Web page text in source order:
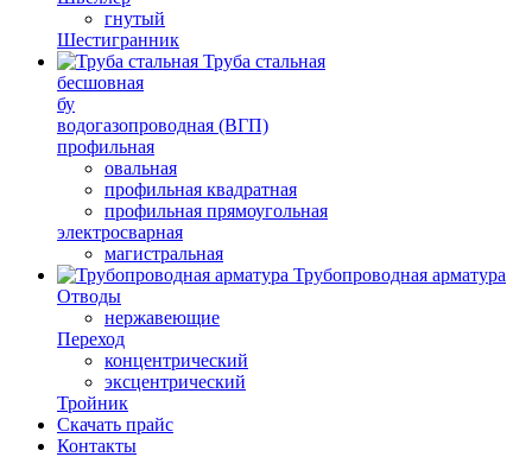
гнутый
Шестигранник
Труба стальная
бесшовная
бу
водогазопроводная (ВГП)
профильная
овальная
профильная квадратная
профильная прямоугольная
электросварная
магистральная
Трубопроводная арматура
Отводы
нержавеющие
Переход
концентрический
эксцентрический
Тройник
Скачать прайс
Контакты